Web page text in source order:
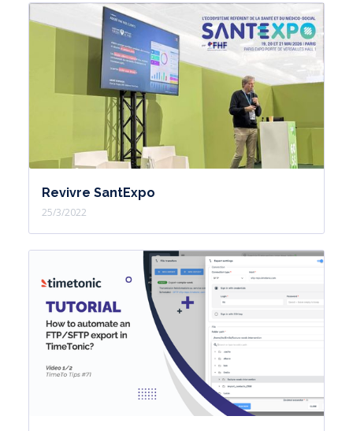
Revivre SantExpo
25/3/2022